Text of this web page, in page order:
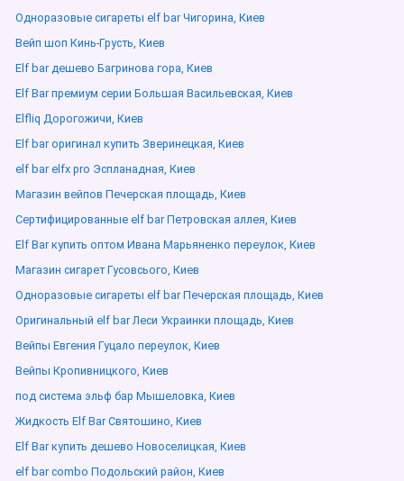
Одноразовые сигареты elf bar Чигорина, Киев
Вейп шоп Кинь-Грусть, Киев
Elf bar дешево Багринова гора, Киев
Elf Bar премиум серии Большая Васильевская, Киев
Elfliq Дорогожичи, Киев
Elf bar оригинал купить Зверинецкая, Киев
elf bar elfx pro Эспланадная, Киев
Магазин вейпов Печерская площадь, Киев
Сертифицированные elf bar Петровская аллея, Киев
Elf Bar купить оптом Ивана Марьяненко переулок, Киев
Магазин сигарет Гусовсього, Киев
Одноразовые сигареты elf bar Печерская площадь, Киев
Оригинальный elf bar Леси Украинки площадь, Киев
Вейпы Евгения Гуцало переулок, Киев
Вейпы Кропивницкого, Киев
под система эльф бар Мышеловка, Киев
Жидкость Elf Bar Святошино, Киев
Elf Bar купить дешево Новоселицкая, Киев
elf bar combo Подольский район, Киев